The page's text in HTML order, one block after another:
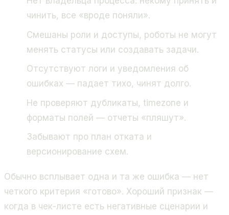
чинить, все «вроде поняли».
Смешаны роли и доступы, роботы не могут
менять статусы или создавать задачи.
Отсутствуют логи и уведомления об
ошибках — падает тихо, чинят долго.
Не проверяют дубликаты, timezone и
форматы полей — отчеты «пляшут».
Забывают про план отката и
версионирование схем.
Обычно всплывает одна и та же ошибка — нет
четкого критерия «готово». Хороший признак —
когда в чек-листе есть негативные сценарии и